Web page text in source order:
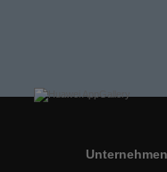
Unternehmen